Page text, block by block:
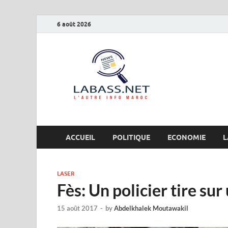
6 août 2026
ACCUEIL POLITIQUE ECONOMIE
LASER
Fès: Un policier tire
15 août 2017 - byAbdelkhalek Moutawakil